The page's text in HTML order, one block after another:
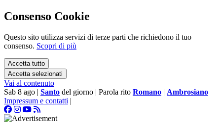
Consenso Cookie
Questo sito utilizza servizi di terze parti che richiedono il tuo
consenso. Scopri di più
Accetta tutto
Accetta selezionati
Vai al contenuto
Sab 8 ago | Santo del giorno | Parola rito Romano | Ambrosiano
Impressum e contatti |